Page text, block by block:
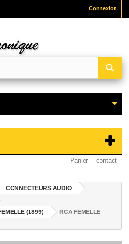
Connexion
Panier contact
CONNECTEURS AUDIO
(1899)
RCA FEMELLE